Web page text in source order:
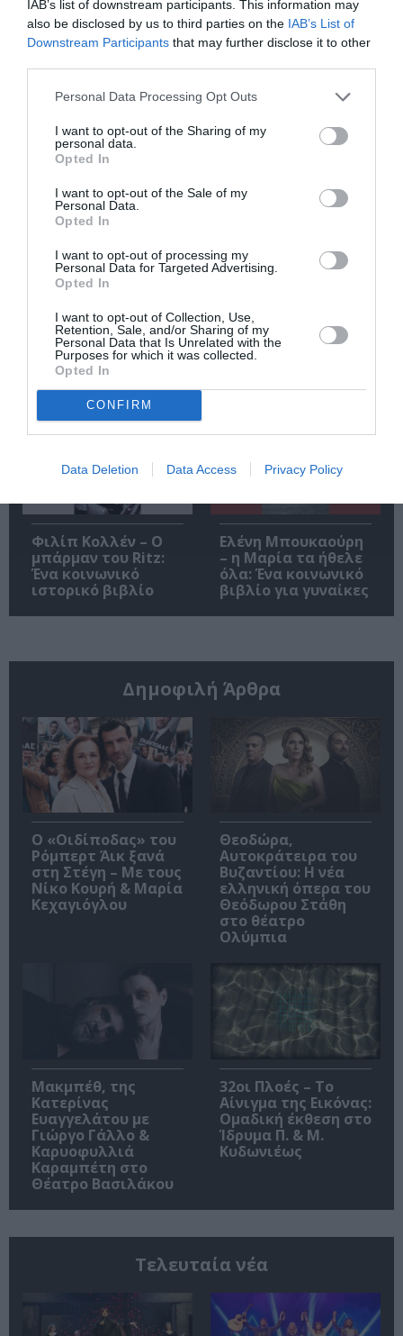
IAB’s list of downstream participants. This information may
also be disclosed by us to third parties on the IAB’s List of
Downstream Participants that may further disclose it to other
Personal Data Processing Opt Outs
I want to opt-out of the Sharing of my
personal data.
Opted In
I want to opt-out of the Sale of my
Personal Data.
Opted In
I want to opt-out of processing my
Personal Data for Targeted Advertising.
Opted In
I want to opt-out of Collection, Use,
Retention, Sale, and/or Sharing of my
Personal Data that Is Unrelated with the
Purposes for which it was collected.
Opted In
CONFIRM
Data Deletion Data Access Privacy Policy
Αυτοβιογραφία
ενός πτώματος: Μια
συλλογή
διηγημάτων του
Σιγκισμούντ
Κρζιζανόφσκι
Αντόνιο Πόρτσια –
Φωνές: Ένα βιβλίο
ως εσωτερικός
διάλογος
Φιλίπ Κολλέν – Ο
μπάρμαν του Ritz:
Ένα κοινωνικό
ιστορικό βιβλίο
Ελένη Μπουκαούρη
– η Μαρία τα ήθελε
όλα: Ένα κοινωνικό
βιβλίο για γυναίκες
Δημοφιλή Άρθρα
O «Οιδίποδας» του
Ρόμπερτ Άικ ξανά
στη Στέγη – Με τους
Νίκο Κουρή & Μαρία
Κεχαγιόγλου
Θεοδώρα,
Αυτοκράτειρα του
Βυζαντίου: Η νέα
ελληνική όπερα του
Θεόδωρου Στάθη
στο θέατρο
Ολύμπια
Μακμπέθ, της
Κατερίνας
Ευαγγελάτου με
Γιώργο Γάλλο &
Καρυοφυλλιά
Καραμπέτη στο
Θέατρο Βασιλάκου
32οι Πλοές – Το
Αίνιγμα της Εικόνας:
Ομαδική έκθεση στο
Ίδρυμα Π. & Μ.
Κυδωνιέως
Τελευταία νέα